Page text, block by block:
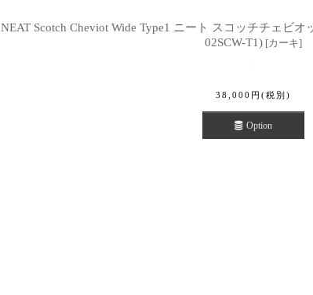
NEAT Scotch Cheviot Wide Type1 ニート スコッチチェビ
02SCW-T1) [カーキ]
38,000 円 (税別)
Option